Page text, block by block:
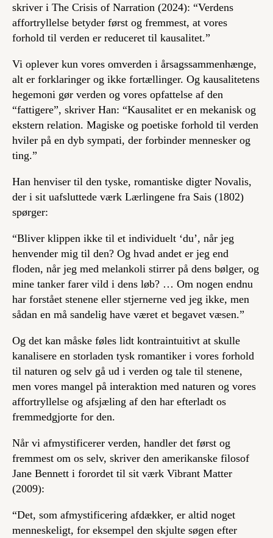
skriver i The Crisis of Narration (2024): “Verdens
affortryllelse betyder først og fremmest, at vores
forhold til verden er reduceret til kausalitet.”
Vi oplever kun vores omverden i årsagssammenhænge,
alt er forklaringer og ikke fortællinger. Og kausalitetens
hegemoni gør verden og vores opfattelse af den
“fattigere”, skriver Han: “Kausalitet er en mekanisk og
ekstern relation. Magiske og poetiske forhold til verden
hviler på en dyb sympati, der forbinder mennesker og
ting.”
Han henviser til den tyske, romantiske digter Novalis,
der i sit uafsluttede værk Lærlingene fra Sais (1802)
spørger:
“Bliver klippen ikke til et individuelt ‘du’, når jeg
henvender mig til den? Og hvad andet er jeg end
floden, når jeg med melankoli stirrer på dens bølger, og
mine tanker farer vild i dens løb? … Om nogen endnu
har forstået stenene eller stjernerne ved jeg ikke, men
sådan en må sandelig have været et begavet væsen.”
Og det kan måske føles lidt kontraintuitivt at skulle
kanalisere en storladen tysk romantiker i vores forhold
til naturen og selv gå ud i verden og tale til stenene,
men vores mangel på interaktion med naturen og vores
affortryllelse og afsjæling af den har efterladt os
fremmedgjorte for den.
Når vi afmystificerer verden, handler det først og
fremmest om os selv, skriver den amerikanske filosof
Jane Bennett i forordet til sit værk Vibrant Matter
(2009):
“Det, som afmystificering afdækker, er altid noget
menneskeligt, for eksempel den skjulte søgen efter